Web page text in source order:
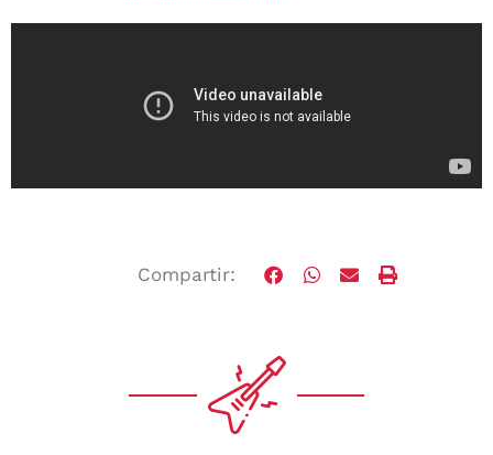
Compartir: